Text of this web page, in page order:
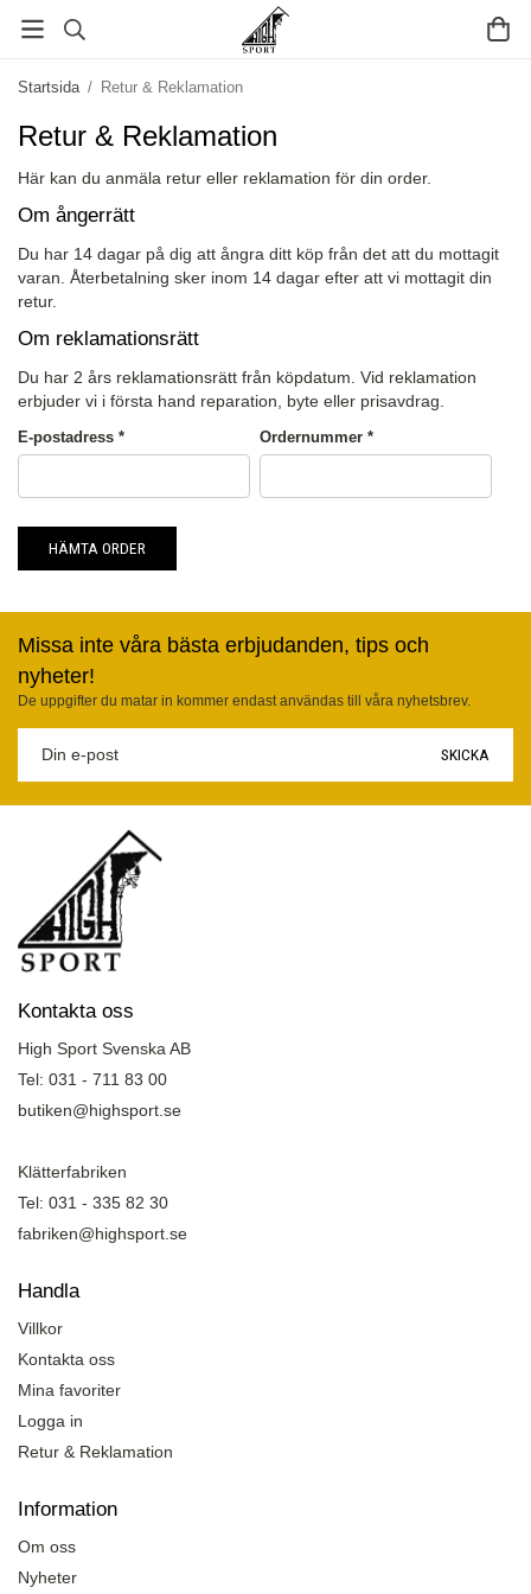
Startsida / Retur & Reklamation
Retur & Reklamation
Här kan du anmäla retur eller reklamation för din order.
Om ångerrätt
Du har 14 dagar på dig att ångra ditt köp från det att du mottagit
varan. Återbetalning sker inom 14 dagar efter att vi mottagit din
retur.
Om reklamationsrätt
Du har 2 års reklamationsrätt från köpdatum. Vid reklamation
erbjuder vi i första hand reparation, byte eller prisavdrag.
E-postadress * Ordernummer *
HÄMTA ORDER
Missa inte våra bästa erbjudanden, tips och
nyheter!
De uppgifter du matar in kommer endast användas till våra nyhetsbrev.
SKICKA
Kontakta oss
High Sport Svenska AB
Tel: 031 - 711 83 00
butiken@highsport.se
Klätterfabriken
Tel: 031 - 335 82 30
fabriken@highsport.se
Handla
Villkor
Kontakta oss
Mina favoriter
Logga in
Retur & Reklamation
Information
Om oss
Nyheter